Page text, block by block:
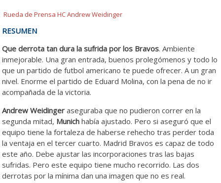
Rueda de Prensa HC Andrew Weidinger
RESUMEN
Que derrota tan dura la sufrida por los Bravos. Ambiente
inmejorable. Una gran entrada, buenos prolegómenos y todo lo
que un partido de futbol americano te puede ofrecer. A un gran
nivel. Enorme el partido de Eduard Molina, con la pena de no ir
acompañada de la victoria.
Andrew Weidingeraseguraba que no pudieron correr en la
segunda mitad, Munich había ajustado. Pero si aseguró que el
equipo tiene la fortaleza de haberse rehecho tras perder toda
la ventaja en el tercer cuarto. Madrid Bravos es capaz de todo
este año. Debe ajustar las incorporaciones tras las bajas
sufridas. Pero este equipo tiene mucho recorrido. Las dos
derrotas por la mínima dan una imagen que no es real.